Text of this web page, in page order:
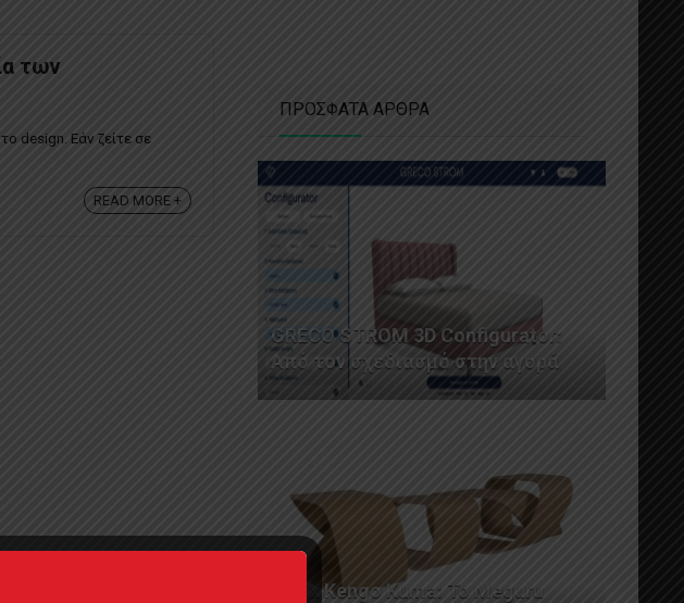
των
design. Εάν ζείτε σε
READ MORE +
ΠΡΟΣΦΑΤΑ ΑΡΘΡΑ
GRECO STROM 3D Configurator:
Από τον σχεδιασμό στην αγορά
AL2 x Kengo Kuma: Το Meguru